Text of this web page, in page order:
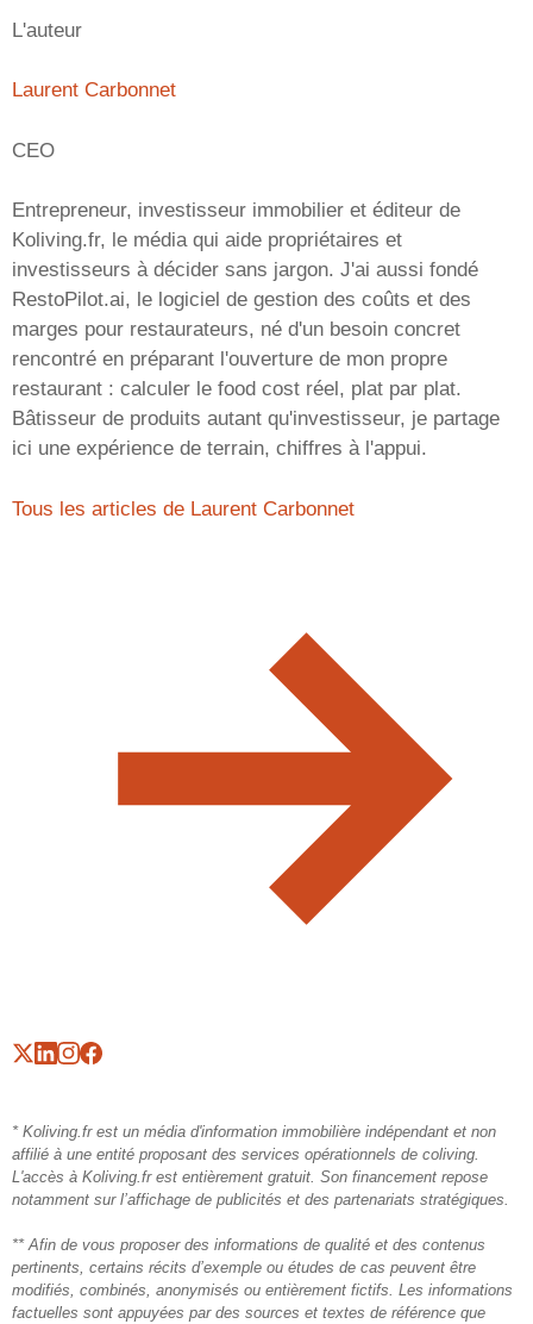
L'auteur
Laurent Carbonnet
CEO
Entrepreneur, investisseur immobilier et éditeur de
Koliving.fr, le média qui aide propriétaires et
investisseurs à décider sans jargon. J'ai aussi fondé
RestoPilot.ai, le logiciel de gestion des coûts et des
marges pour restaurateurs, né d'un besoin concret
rencontré en préparant l'ouverture de mon propre
restaurant : calculer le food cost réel, plat par plat.
Bâtisseur de produits autant qu'investisseur, je partage
ici une expérience de terrain, chiffres à l'appui.
Tous les articles de Laurent Carbonnet
* Koliving.fr est un média d'information immobilière indépendant et non
affilié à une entité proposant des services opérationnels de coliving.
L'accès à Koliving.fr est entièrement gratuit. Son financement repose
notamment sur l’affichage de publicités et des partenariats stratégiques.
** Afin de vous proposer des informations de qualité et des contenus
pertinents, certains récits d’exemple ou études de cas peuvent être
modifiés, combinés, anonymisés ou entièrement fictifs. Les informations
factuelles sont appuyées par des sources et textes de référence que